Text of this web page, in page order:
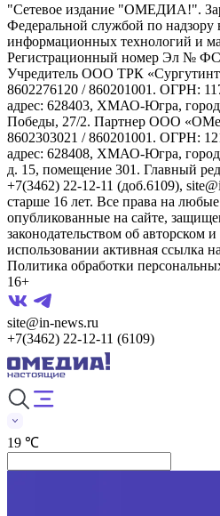
"Сетевое издание "ОМЕДИА!".
Федеральной службой по надзору
информационных технологий и
Регистрационный номер Эл №
Учредитель ООО ТРК
8602276120 / 860201001. ОГРН:
адрес: 628403, ХМАО-Югра, город
Победы, 27/2. Партнер ООО
8602303021 / 860201001. ОГРН:
адрес: 628408, ХМАО-Югра, город
д. 15, помещение 301. Главный
+7(3462) 22-12-11 (доб.6109),
старше 16 лет. Все права на
опубликованные на сайте,
законодательством об авторском
использовании активная ссылка
Политика обработки
16+
site@in-news.ru
+7(3462) 22-12-11 (6109)
19 ℃